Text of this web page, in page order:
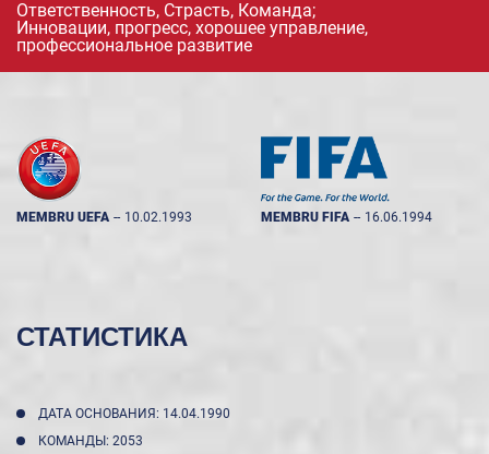
Ответственность, Страсть, Команда;
Инновации, прогресс, хорошее управление,
профессиональное развитие
MEMBRU UEFA -- 10.02.1993 MEMBRU FIFA -- 16.06.1994
СТАТИСТИКА
ДАТА ОСНОВАНИЯ: 14.04.1990
КОМАНДЫ: 2053